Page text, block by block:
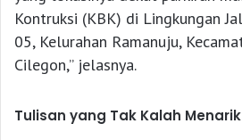
Kontruksi (KBK) di Lingkungan
05, Kelurahan Ramanuju,
Cilegon,” jelasnya.
Tulisan yang Tak Kalah Menarik